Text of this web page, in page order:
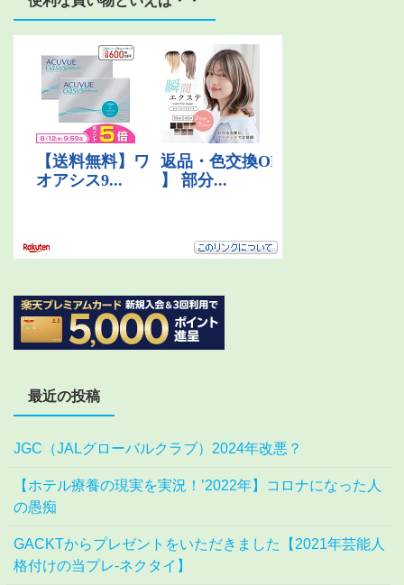
最近の投稿
JGC（JALグローバルクラブ）2024年改悪？
【ホテル療養の現実を実況！’2022年】コロナになった人
の愚痴
GACKTからプレゼントをいただきました【2021年芸能人
格付けの当プレ-ネクタイ】